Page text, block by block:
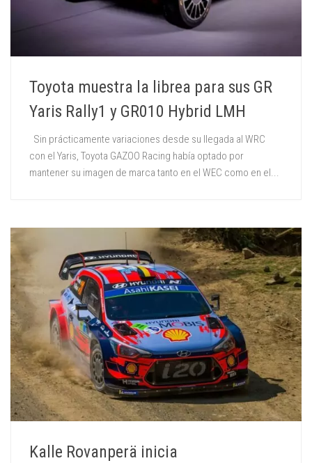
Toyota muestra la librea para sus GR
Yaris Rally1 y GR010 Hybrid LMH
Sin prácticamente variaciones desde su llegada al WRC
con el Yaris, Toyota GAZOO Racing había optado por
mantener su imagen de marca tanto en el WEC como en el...
Kalle Rovanperä inicia